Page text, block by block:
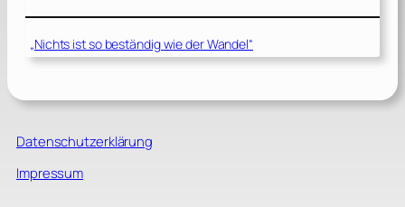
„Nichts ist so beständig wie der Wandel“
Datenschutzerklärung
Impressum